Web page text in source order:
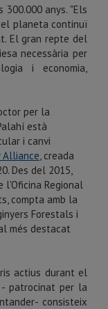
300.000 anys. "Els
planeta continuï
El gran repte del
necessària per
i economia,
per la
està
i canvi
Alliance, creada
Des del 2015,
l'Oficina Regional
compta amb la
Forestals i
més destacat
actius durant el
patrocinat per la
consisteix